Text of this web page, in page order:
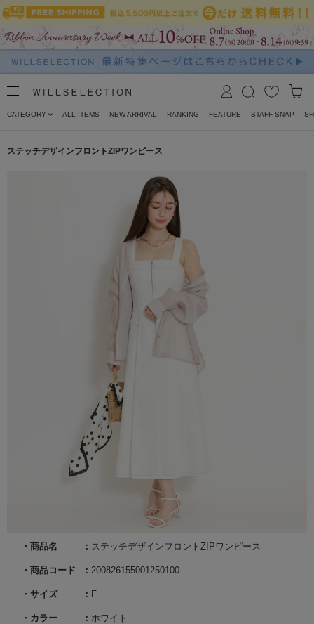
CATEGORY ALL ITEMS NEW ARRIVAL RANKING FEATURE STAFF SNAP
ステッチデザインフロントZIPワンピース
商品名 ステッチデザインフロントZIPワンピース
商品コード 200826155001250100
サイズ F
カラー ホワイト